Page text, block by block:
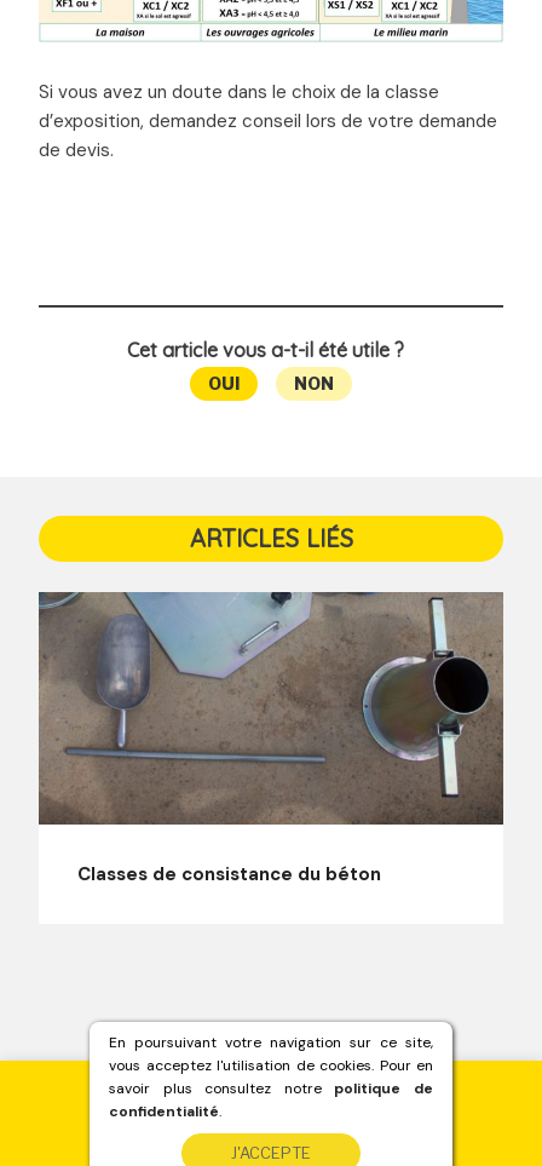
En poursuivant votre navigation sur ce site,
vous acceptez l'utilisation de cookies. Pour en
savoir plus consultez notre politique de
confidentialité.
J'ACCEPTE
Besoin de béton ?
Si vous avez un doute dans le choix de la classe
d’exposition, demandez conseil lors de votre demande
de devis.
Cet article vous a-t-il été utile ?
OUI NON
ARTICLES LIÉS
Classes de consistance du béton